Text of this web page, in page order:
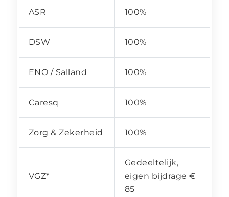
ASR 100%
DSW 100%
ENO / Salland 100%
Caresq 100%
Zorg & Zekerheid 100%
VGZ*
Gedeeltelijk,
eigen bijdrage €
85